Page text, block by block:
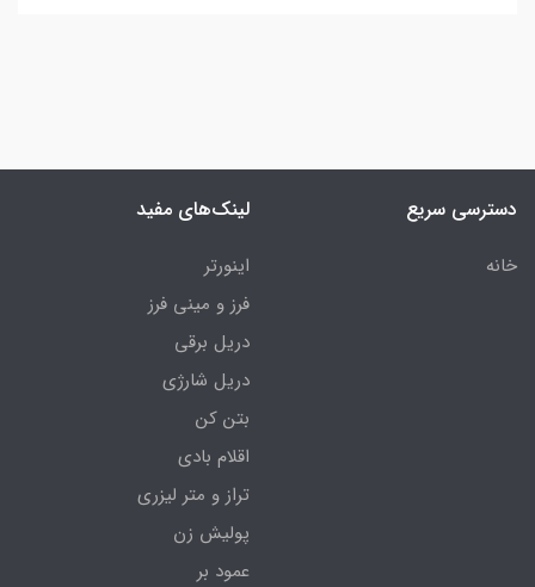
دسترسی سریع
خانه
لینک‌های مفید
اینورتر
فرز و مینی فرز
دریل برقی
دریل شارژی
بتن کن
اقلام بادی
تراز و متر لیزری
پولیش زن
عمود بر